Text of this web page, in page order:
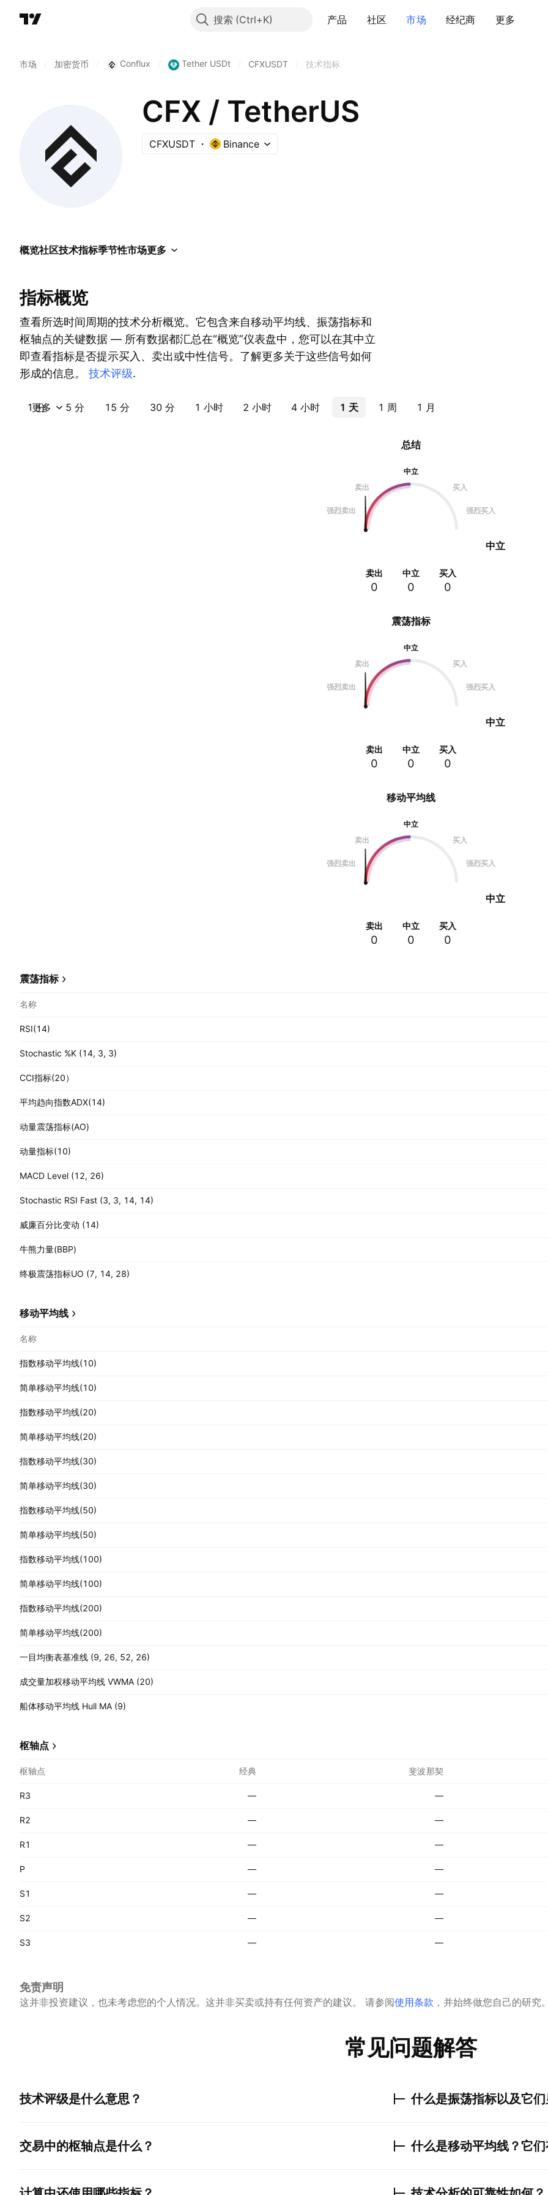
搜索 产品 社区 市场 经纪商 更多
市场 加密货币 Conflux Tether USDt CFXUSDT 技术指标
CFX / TetherUS
CFXUSDT Binance
概览社区技术指标季节性市场更多
指标概览
查看所选时间周期的技术分析概览。它包含来自移动平均线、振荡指标和
枢轴点的关键数据 — 所有数据都汇总在“概览”仪表盘中，您可以在其中立
即查看指标是否提示买入、卖出或中性信号。了解更多关于这些信号如何
形成的信息。 技术评级.
1 分 5 分 15 分 30 分 1 小时 2 小时 4 小时 1 天 1 周 1 月
更多
震荡指标
中立
卖出
买入
强烈卖出 强烈买入
中立
卖出
0
中立
0
买入
0
总结
中立
卖出
买入
强烈卖出 强烈买入
中立
卖出
0
中立
0
买入
0
移动平均线
中立
卖出
买入
强烈卖出 强烈买入
中立
卖出
0
中立
0
买入
0
震荡指标
名称
RSI(14)
Stochastic %K (14, 3, 3)
CCI指标(20）
平均趋向指数ADX(14)
动量震荡指标(AO)
动量指标(10)
MACD Level (12, 26)
Stochastic RSI Fast (3, 3, 14, 14)
威廉百分比变动 (14)
牛熊力量(BBP)
终极震荡指标UO (7, 14, 28)
移动平均线
名称
指数移动平均线(10)
简单移动平均线(10)
指数移动平均线(20)
简单移动平均线(20)
指数移动平均线(30)
简单移动平均线(30)
指数移动平均线(50)
简单移动平均线(50)
指数移动平均线(100)
简单移动平均线(100)
指数移动平均线(200)
简单移动平均线(200)
一目均衡表基准线 (9, 26, 52, 26)
成交量加权移动平均线 VWMA (20)
船体移动平均线 Hull MA (9)
枢轴点
枢轴点 经典 斐波那契
R3 — —
R2 — —
R1 — —
P — —
S1 — —
S2 — —
S3 — —
免责声明
这并非投资建议，也未考虑您的个人情况。这并非买卖或持有任何资产的建议。 请参阅使用条款 ，并始终做您自己的研究。
常见问题解答
技术评级是什么意思？
交易中的枢轴点是什么？
什么是振荡指标以及它们
什么是移动平均线？它们